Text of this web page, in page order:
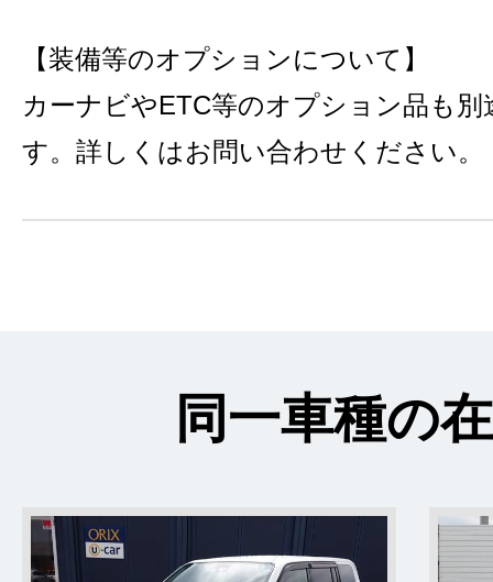
【装備等のオプションについて】
カーナビやETC等のオプション品も
す。詳しくはお問い合わせください。
同一車種の